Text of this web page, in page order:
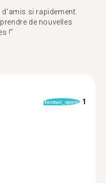
si rapidement.
de nouvelles
!"
format_quote 1